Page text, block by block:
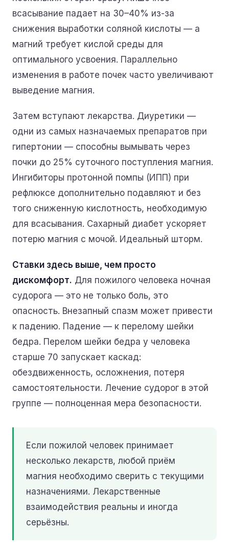
всасывание падает на 30–40% из-за
снижения выработки соляной кислоты — а
магний требует кислой среды для
оптимального усвоения. Параллельно
изменения в работе почек часто увеличивают
выведение магния.
Затем вступают лекарства. Диуретики —
одни из самых назначаемых препаратов при
гипертонии — способны вымывать через
почки до 25% суточного поступления магния.
Ингибиторы протонной помпы (ИПП) при
рефлюксе дополнительно подавляют и без
того сниженную кислотность, необходимую
для всасывания. Сахарный диабет ускоряет
потерю магния с мочой. Идеальный шторм.
Ставки здесь выше, чем просто
дискомфорт. Для пожилого человека ночная
судорога — это не только боль, это
опасность. Внезапный спазм может привести
к падению. Падение — к перелому шейки
бедра. Перелом шейки бедра у человека
старше 70 запускает каскад:
обездвиженность, осложнения, потеря
самостоятельности. Лечение судорог в этой
группе — полноценная мера безопасности.
Если пожилой человек принимает
несколько лекарств, любой приём
магния необходимо сверить с текущими
назначениями. Лекарственные
взаимодействия реальны и иногда
серьёзны.